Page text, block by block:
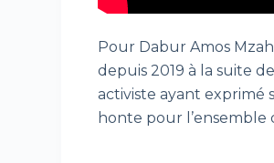
Pour Dabur Amos
depuis 2019 à la suite
activiste ayant exprimé
honte pour